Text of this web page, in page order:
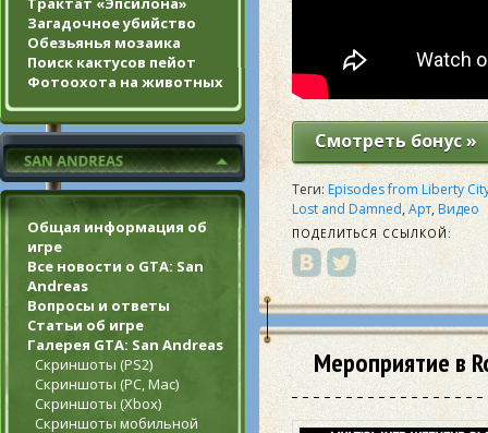
Загадочное убийство
Обезьянья мозаика
Поиск кактусов пейот
Фотоохота на животных
Общая информация об
игре
Все новости о GTA: San
Andreas
Вопросы и ответы
Статьи об игре
Галерея GTA: San Andreas
Скриншоты (PS2)
Скриншоты (PC, Mac)
Скриншоты (Xbox)
Скриншоты мобильной
Смотреть бонус »
Теги: Episodes from Liberty
Lost and Damned,Арт,Видео
ПОДЕЛИТЬСЯ ССЫЛКОЙ:
Мероприятие в